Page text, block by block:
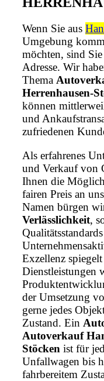
Wenn Sie aus
Umgebung
möchten, sind
Adresse. Wir
Thema
Herrenhausen-
können
und
zufriedenen
Als erfahrenes
und Verkauf von
Ihnen die
fairen Preis an
Namen bürgen
Verlässlichkeit,
Exzellenz
Dienstleistungen
der Umsetzung
gerne jedes
Zustand. Ein
Autoverkauf
Stöcken ist für
Unfallwagen bis
fahrbereitem